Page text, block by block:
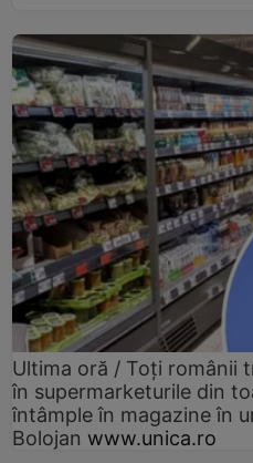
Ultima oră / Toți românii
în supermarketurile din
întâmple în magazine în
Bolojan www.unica.ro